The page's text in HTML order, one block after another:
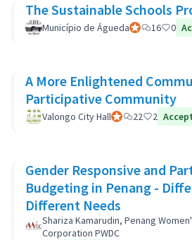
The Sustainable Schools
Município de ÁguedaParticipant
16 0
A More Enlightened
Participative Community
Valongo City HallParticipant officiel
22 2
Gender Responsive and
Budgeting in Penang -
Different Needs
Shariza Kamarudin, Penang
Corporation PWDC